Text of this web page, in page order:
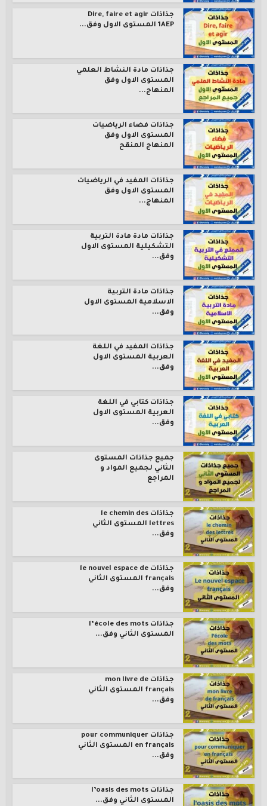
جذاذات Dire, faire et agir
1AEP المستوى الاول وفق...
جذاذات مادة النشاط العلمي
المستوى الاول وفق
المنهاج...
جذاذات فضاء الرياضيات
المستوى الاول وفق
المنهاج المنقح
جذاذات المفيد في الرياضيات
المستوى الاول وفق
المنهاج...
جذاذات مادة مادة التربية
التشكيلية المستوى الاول
وفق...
جذاذات مادة التربية
الاسلامية المستوى الاول
وفق...
جذاذات المفيد في اللغة
العربية المستوى الاول
وفق...
جذاذات كتابي في اللغة
العربية المستوى الاول
وفق...
جميع جذاذات المستوى
الثاني لجميع المواد و
المراجع
جذاذات le chemin des
lettres المستوى الثاني
وفق...
جذاذات le nouvel espace de
français المستوى الثاني
وفق...
جذاذات l’école des mots
المستوى الثاني وفق...
جذاذات mon livre de
français المستوى الثاني
وفق...
جذاذات pour communiquer
en français المستوى الثاني
وفق...
جذاذات l’oasis des mots
المستوى الثاني وفق...